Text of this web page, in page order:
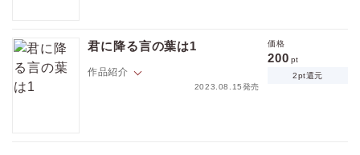
だったが、雪人の様子を見て放っておけなくなり……
君に降る言の葉は1
作品紹介
2023.08.15発売
価格
200 pt
2pt還元